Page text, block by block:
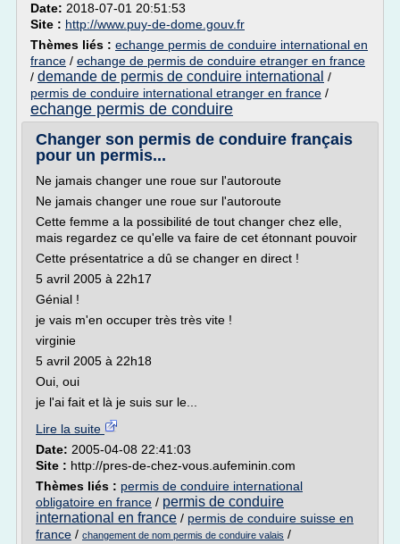
Date: 2018-07-01 20:51:53
Site : http://www.puy-de-dome.gouv.fr
Thèmes liés : echange permis de conduire international en
france / echange de permis de conduire etranger en france
/ demande de permis de conduire international /
permis de conduire international etranger en france /
echange permis de conduire
Changer son permis de conduire français
pour un permis...
Ne jamais changer une roue sur l'autoroute
Ne jamais changer une roue sur l'autoroute
Cette femme a la possibilité de tout changer chez elle,
mais regardez ce qu'elle va faire de cet étonnant pouvoir
Cette présentatrice a dû se changer en direct !
5 avril 2005 à 22h17
Génial !
je vais m'en occuper très très vite !
virginie
5 avril 2005 à 22h18
Oui, oui
je l'ai fait et là je suis sur le...
Lire la suite
Date: 2005-04-08 22:41:03
Site : http://pres-de-chez-vous.aufeminin.com
Thèmes liés : permis de conduire international
obligatoire en france / permis de conduire
international en france / permis de conduire suisse en
france / changement de nom permis de conduire valais /